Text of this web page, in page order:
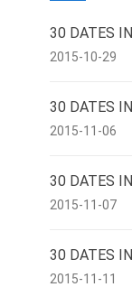
30 DATES
2015-10-29
30 DATES
2015-11-06
30 DATES
2015-11-07
30 DATES
2015-11-11